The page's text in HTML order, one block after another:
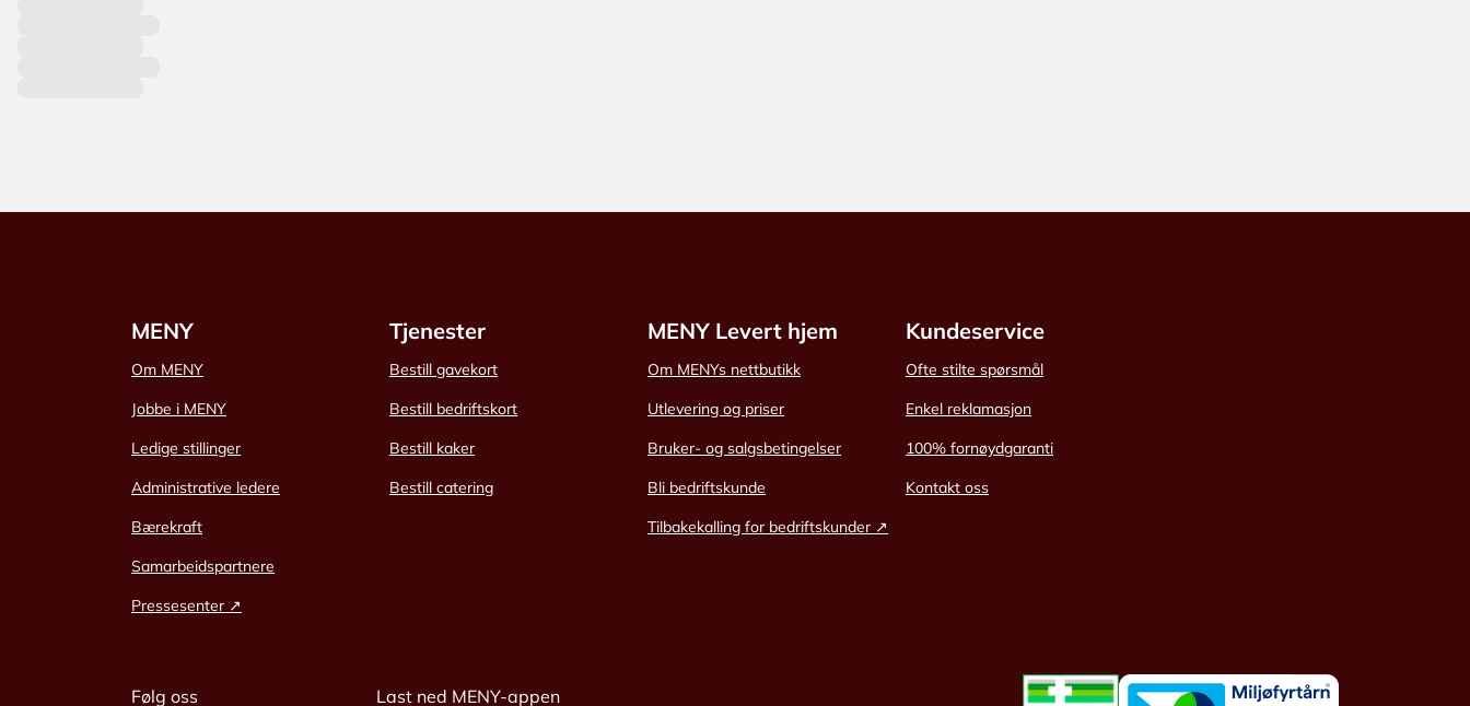
MENY
Om MENY
Jobbe i MENY
Ledige stillinger
Administrative ledere
Bærekraft
Samarbeidspartnere
Pressesenter ↗
Tjenester
Bestill gavekort
Bestill bedriftskort
Bestill kaker
Bestill catering
MENY Levert hjem
Om MENYs nettbutikk
Utlevering og priser
Bruker- og salgsbetingelser
Bli bedriftskunde
Tilbakekalling for bedriftskunder ↗
Kundeservice
Ofte stilte spørsmål
Enkel reklamasjon
100% fornøydgaranti
Kontakt oss
Følg oss Last ned MENY-appen